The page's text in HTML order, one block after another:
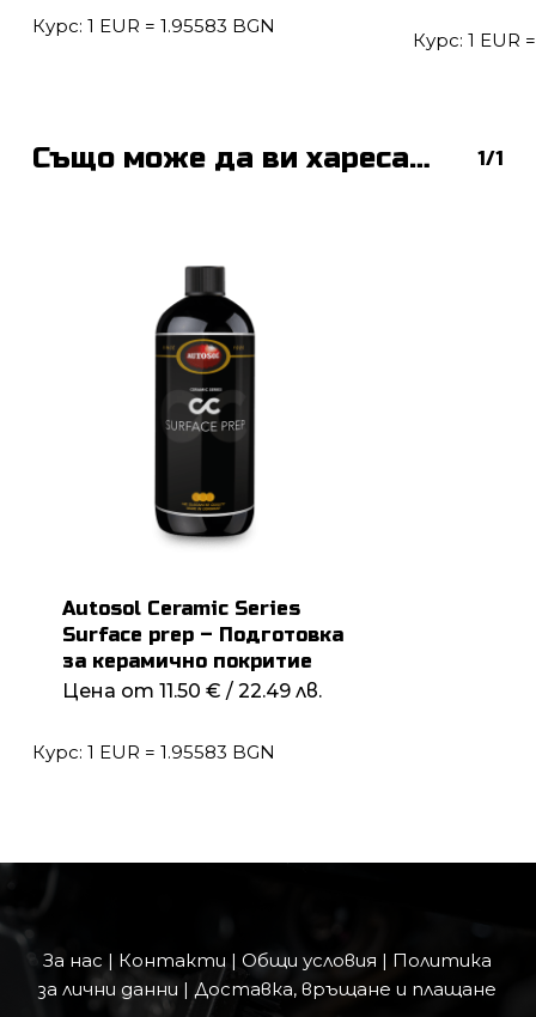
Курс: 1 EUR = 1.95583 BGN
Курс: 1 EUR
Също може да ви хареса… 1/1
Autosol Ceramic Series
Surface prep – Подготовка
за керамично покритие
Цена от 11.50 € / 22.49 лв.
Курс: 1 EUR = 1.95583 BGN
За нас | Контакти |Общи условия | Политика
за лични данни |Доставка, връщане и плащане